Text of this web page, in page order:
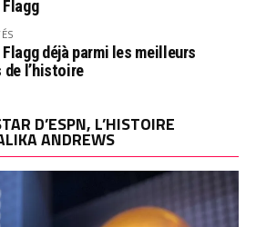
déjà parmi les meilleurs
de l’histoire
D’ESPN, L’HISTOIRE
ANDREWS